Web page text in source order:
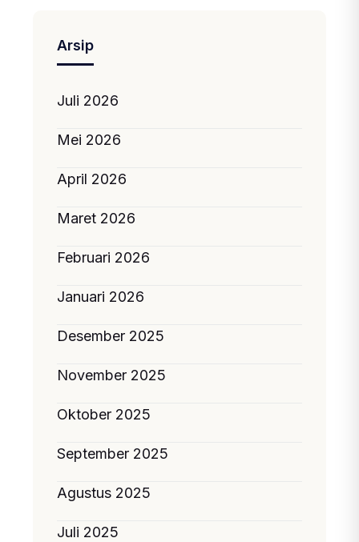
Arsip
Juli 2026
Mei 2026
April 2026
Maret 2026
Februari 2026
Januari 2026
Desember 2025
November 2025
Oktober 2025
September 2025
Agustus 2025
Juli 2025